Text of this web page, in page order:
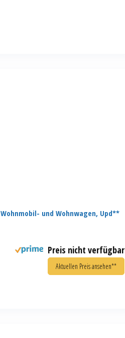
und Wohnwagen, Upd**
Preis nicht verfügbar
Aktuellen Preis ansehen**